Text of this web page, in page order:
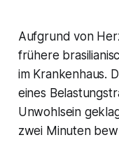
Aufgrund von
frühere
im Krankenhaus.
eines
Unwohlsein
zwei Minuten